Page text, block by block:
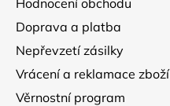
Hodnocení obchodu
Doprava a platba
Nepřevzetí zásilky
Vrácení a reklamace zboží
Věrnostní program